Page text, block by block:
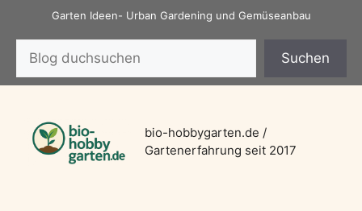
springen
Garten Ideen- Urban Gardening und Gemüseanbau
Suchen
bio-hobbygarten.de /
Gartenerfahrung seit 2017